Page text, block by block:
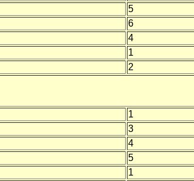
5
6
4
1
2
1
3
4
5
1